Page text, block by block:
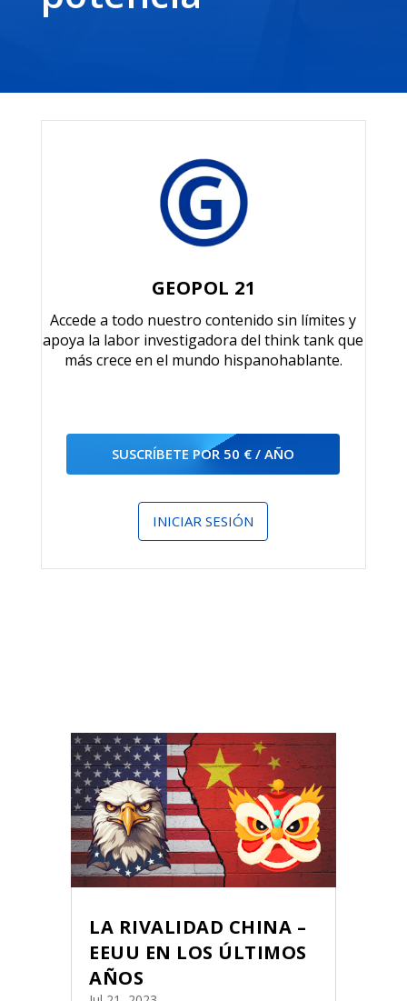
GEOPOL 21
Accede a todo nuestro contenido sin límites y
apoya la labor investigadora del think tank que
más crece en el mundo hispanohablante.
SUSCRÍBETE POR 50 € / AÑO
INICIAR SESIÓN
LA RIVALIDAD CHINA –
EEUU EN LOS ÚLTIMOS
AÑOS